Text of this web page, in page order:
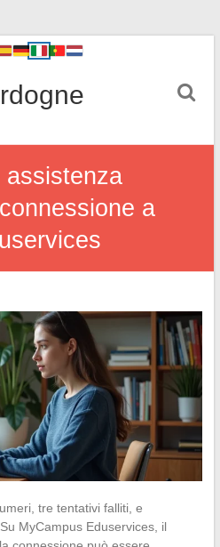
assistenza
a
tre tentativi falliti, e
MyCampus Eduservices, il